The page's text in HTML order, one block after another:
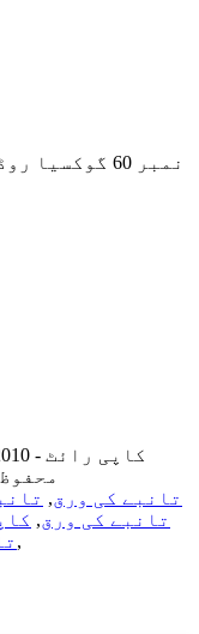
نمبر 60
9um تانبے کی ورق, تانبے
تانبے کی ورق, کاپر
,